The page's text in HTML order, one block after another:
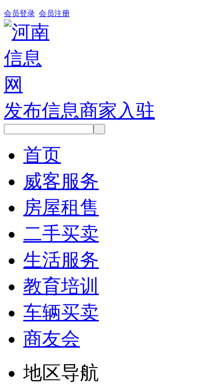
会员登录 会员注册
发布信息商家入驻
首页
威客服务
房屋租售
二手买卖
生活服务
教育培训
车辆买卖
商友会
地区导航